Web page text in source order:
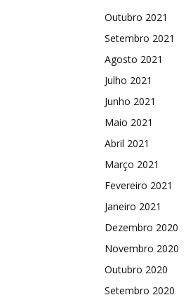
Outubro 2021
Setembro 2021
Agosto 2021
Julho 2021
Junho 2021
Maio 2021
Abril 2021
Março 2021
Fevereiro 2021
Janeiro 2021
Dezembro 2020
Novembro 2020
Outubro 2020
Setembro 2020